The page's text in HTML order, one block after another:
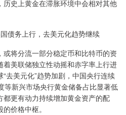
史上黄金在滞胀环境中会相对其他
务上行，去美元化趋势继续
将分流一部分稳定币和比特币的资
美联储独立性动摇和赤字率上行进
去美元化”趋势加剧，中国央行连续
等新兴市场央行黄金储备占比显著低
更有动力持续增加黄金资产的配
价格中枢。